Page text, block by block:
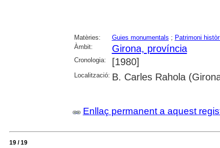
Matèries: Guies monumentals ; Patrimoni
Àmbit:
Girona, província
Cronologia: [1980]
Localització: B. Carles Rahola
Enllaç permanent a aquest
19 / 19